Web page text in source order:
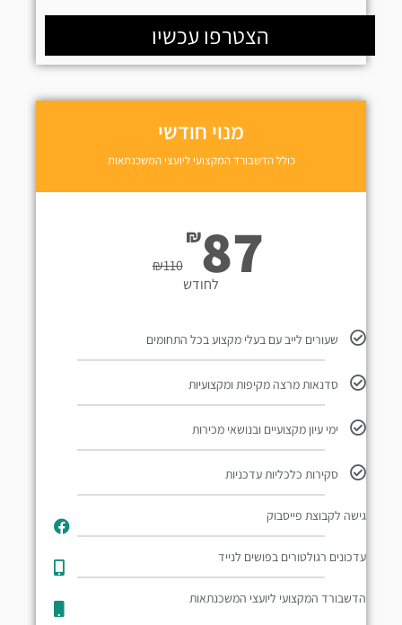
מנוי חודשי
כולל הדשבורד המקצועי ליועצי המשכנתאות
₪110
₪87לחודש
שעורים לייב עם בעלי מקצוע בכל התחומים
סדנאות מרצה מקיפות ומקצועיות
ימי עיון מקצועיים ובנושאי מכירות
סקירות כלכליות עדכניות
גישה לקבוצת פייסבוק
עדכונים רגולטורים בפושים לנייד​
הדשבורד המקצועי ליועצי המשכנתאות
הצטרפו עכשיו